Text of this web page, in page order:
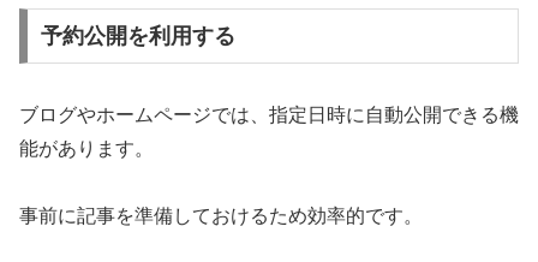
予約公開を利用する
ブログやホームページでは、指定日時に自動公開できる機
能があります。
事前に記事を準備しておけるため効率的です。